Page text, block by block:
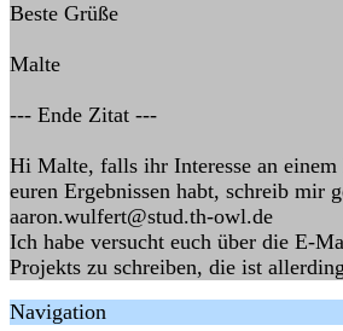
Beste Grüße
Malte
--- Ende Zitat ---
Hi Malte, falls ihr Interesse an einem
euren Ergebnissen habt, schreib mir
aaron.wulfert@stud.th-owl.de
Ich habe versucht euch über die E-
Projekts zu schreiben, die ist
Navigation